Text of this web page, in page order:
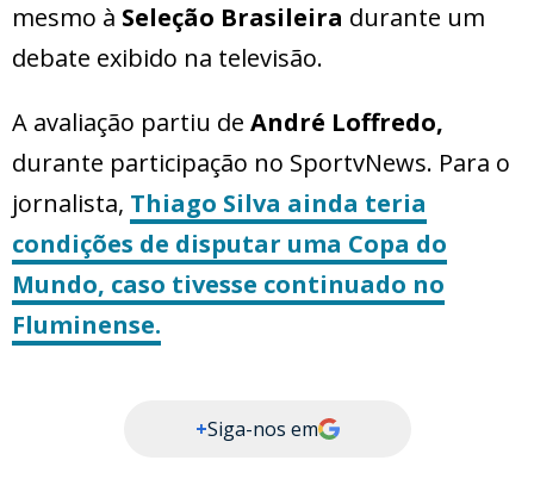
mesmo à Seleção Brasileira durante um
debate exibido na televisão.
A avaliação partiu de André Loffredo,
durante participação no SportvNews. Para o
jornalista, Thiago Silva ainda teria
condições de disputar uma Copa do
Mundo, caso tivesse continuado no
Fluminense.
+Siga-nos em